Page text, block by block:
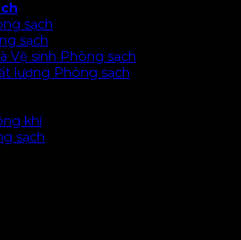
sạch
sạch
Vệ sinh Phòng sạch
lượng Phòng sạch
khí
sạch